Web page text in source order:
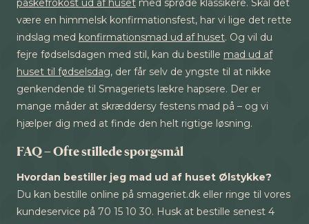
påskefrokost ud af huset med sprøde klassikere. Skal det
være en himmelsk konfirmationsfest, har vi lige det rette
indslag med konfirmationsmad ud af huset. Og vil du
fejre fødselsdagen med stil, kan du bestille mad ud af
huset til fødselsdag, der får selv de yngste til at nikke
genkendende til Smageriets lækre hapsere. Der er
mange måder at skræddersy festens mad på – og vi
hjælper dig med at finde den helt rigtige løsning.
FAQ – Ofte stillede spørgsmål
Hvordan bestiller jeg mad ud af huset Ølstykke?
Du kan bestille online på smageriet.dk eller ringe til vores
kundeservice på 70 15 10 30. Husk at bestille senest 4